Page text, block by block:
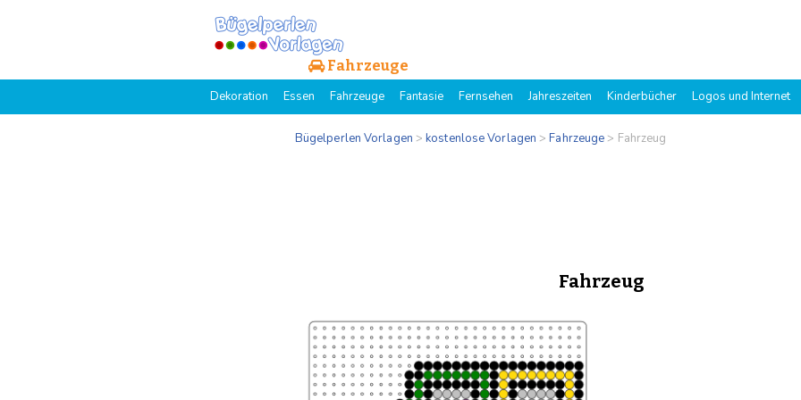
Fahrzeuge
Dekoration Essen Fahrzeuge Fantasie Fernsehen Jahreszeiten Kinderbücher Logos und Internet
Bügelperlen Vorlagen >kostenlose Vorlagen >Fahrzeuge > Fahrzeug
Fahrzeug